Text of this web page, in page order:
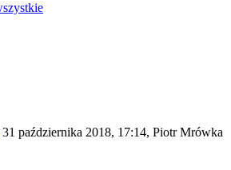
31 października 2018, 17:14, Piotr Mrówka